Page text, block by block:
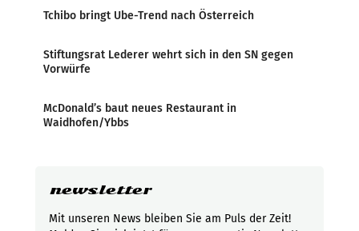
Tchibo bringt Ube-Trend nach Österreich
Stiftungsrat Lederer wehrt sich in den SN gegen
Vorwürfe
McDonald’s baut neues Restaurant in
Waidhofen/Ybbs
newsletter
Mit unseren News bleiben Sie am Puls der Zeit!